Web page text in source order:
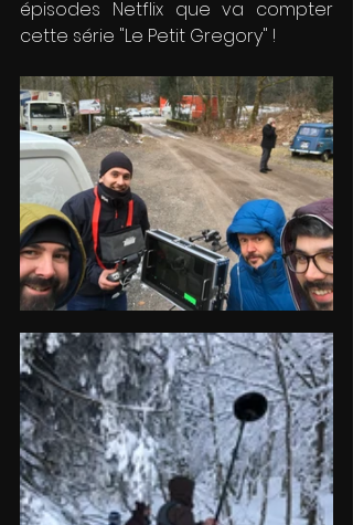
épisodes Netflix que va compter
cette série "Le Petit Gregory" !